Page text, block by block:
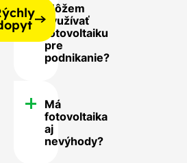
Môžem
využívať
fotovoltaiku
pre
podnikanie?
Má
fotovoltaika
aj
nevýhody?